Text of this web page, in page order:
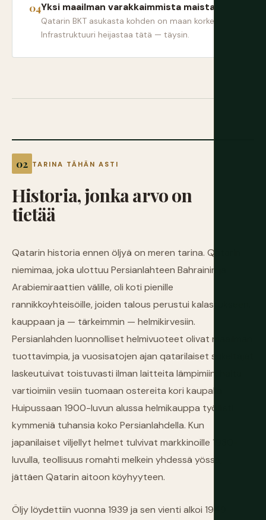
Yksi maailman varakkaimmista maista
Qatarin BKT asukasta kohden on maan korkein.
Infrastruktuuri heijastaa tätä — täysin.
TARINA TÄHÄN ASTI
Historia,jonkaarvoon
tietää
Qatarin historia ennen öljyä on meren tarina. Qatarin
niemimaa, joka ulottuu Persianlahteen Bahrainin ja
Arabiemiraattien välille, oli koti pienille
rannikkoyhteisöille, joiden talous perustui kalastukseen,
kauppaan ja — tärkeimmin — helmikirvesiin.
Persianlahden luonnolliset helmivuoteet olivat maailman
tuottavimpia, ja vuosisatojen ajan qatarilaiset sukeltajat
laskeutuivat toistuvasti ilman laitteita lämpimiin, haita
vartioimiin vesiin tuomaan ostereita kori kaupalla.
Huipussaan 1900-luvun alussa helmikauppa työllisti
kymmeniä tuhansia koko Persianlahdella. Kun
japanilaiset viljellyt helmet tulvivat markkinoille 1930-
luvulla, teollisuus romahti melkein yhdessä yössä,
jättäen Qatarin aitoon köyhyyteen.
Öljy löydettiin vuonna 1939 ja sen vienti alkoi 1949.